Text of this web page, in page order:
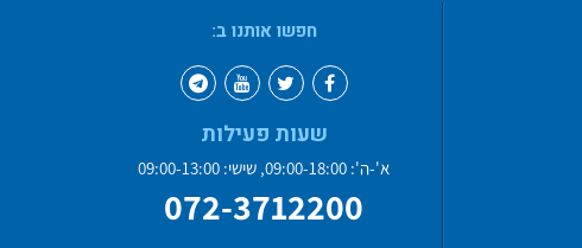
חפשו אותנו ב:
שעות פעילות
א'-ה': 09:00-18:00, שישי: 09:00-13:00
072-3712200